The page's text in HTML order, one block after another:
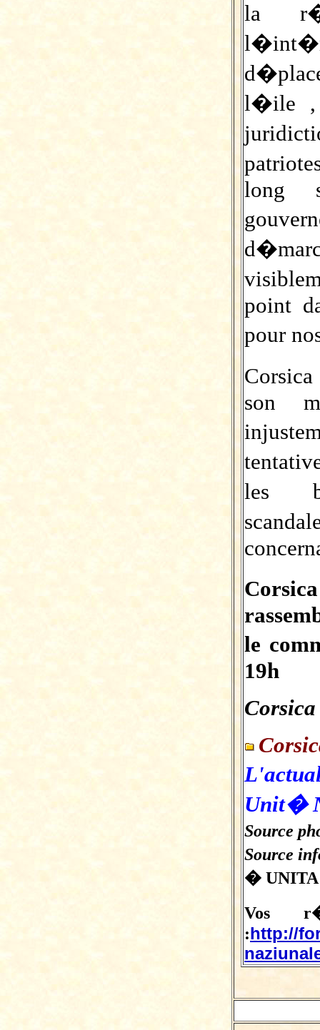
la
l�ile ,
long
point
pour
son
les
le
19h
Unit�
Source
Source
�
Vos
:http://